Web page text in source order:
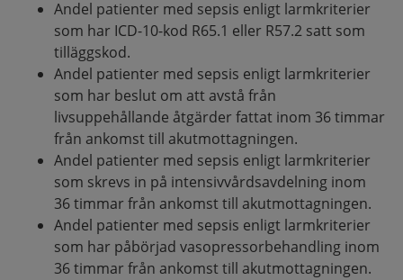
Andel patienter med sepsis enligt larmkriterier
som har ICD-10-kod R65.1 eller R57.2 satt som
tilläggskod.
Andel patienter med sepsis enligt larmkriterier
som har beslut om att avstå från
livsuppehållande åtgärder fattat inom 36 timmar
från ankomst till akutmottagningen.
Andel patienter med sepsis enligt larmkriterier
som skrevs in på intensivvårdsavdelning inom
36 timmar från ankomst till akutmottagningen.
Andel patienter med sepsis enligt larmkriterier
som har påbörjad vasopressorbehandling inom
36 timmar från ankomst till akutmottagningen.